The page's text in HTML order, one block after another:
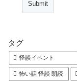
タグ
怪談イベント
怖い話 怪談 朗読